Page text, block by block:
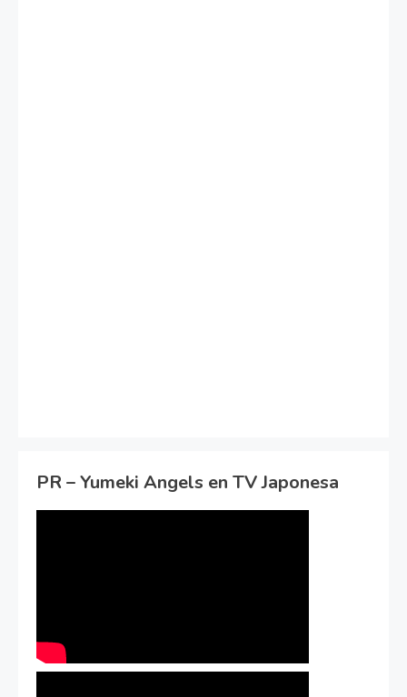
PR – Yumeki Angels en TV Japonesa